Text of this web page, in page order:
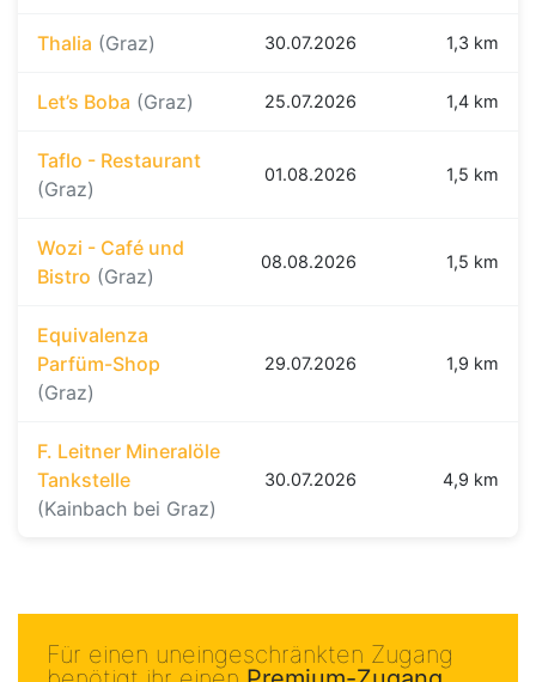
Thalia (Graz) 30.07.2026 1,3 km
Let’s Boba (Graz) 25.07.2026 1,4 km
Taflo - Restaurant
(Graz)
01.08.2026 1,5 km
Wozi - Café und
Bistro (Graz)
08.08.2026 1,5 km
Equivalenza
Parfüm-Shop
(Graz)
29.07.2026 1,9 km
F. Leitner Mineralöle
Tankstelle
(Kainbach bei Graz)
30.07.2026 4,9 km
Für einen uneingeschränkten Zugang